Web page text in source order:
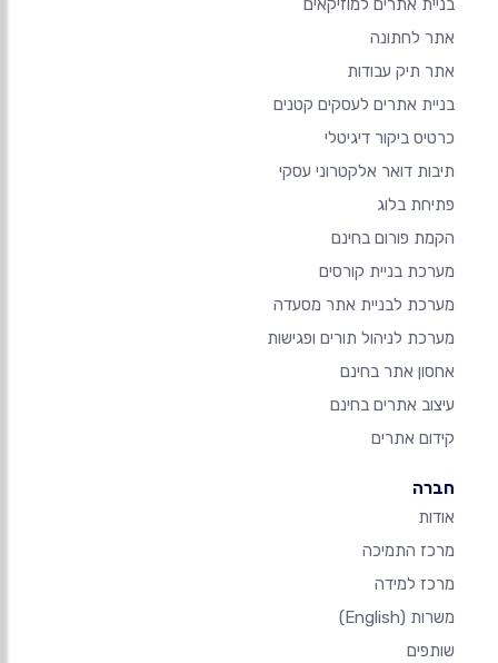
בניית אתרים למוזיקאים
אתר לחתונה
אתר תיק עבודות
בניית אתרים לעסקים קטנים
כרטיס ביקור דיגיטלי
תיבות דואר אלקטרוני עסקי
פתיחת בלוג
הקמת פורום בחינם
מערכת בניית קורסים
מערכת לבניית אתר מסעדה
מערכת לניהול תורים ופגישות
אחסון אתר בחינם
עיצוב אתרים בחינם
קידום אתרים
חברה
אודות
מרכז התמיכה
מרכז למידה
משרות (English)
שותפים